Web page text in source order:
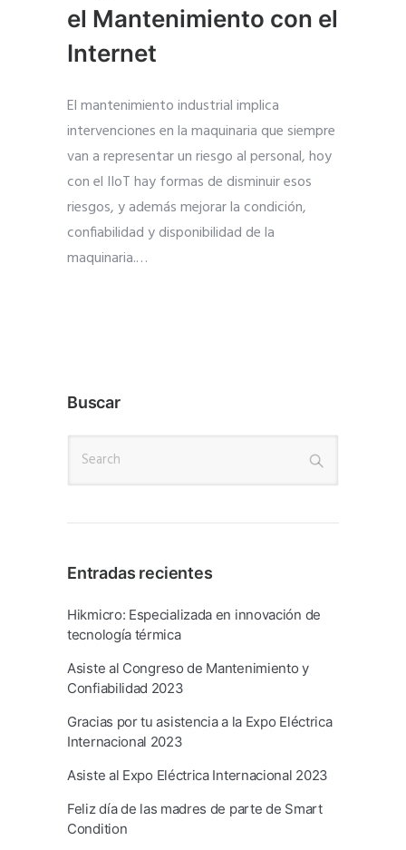
el Mantenimiento con el
Internet
El mantenimiento industrial implica
intervenciones en la maquinaria que siempre
van a representar un riesgo al personal, hoy
con el IIoT hay formas de disminuir esos
riesgos, y además mejorar la condición,
confiabilidad y disponibilidad de la
maquinaria.…
Buscar
Entradas recientes
Hikmicro: Especializada en innovación de
tecnología térmica
Asiste al Congreso de Mantenimiento y
Confiabilidad 2023
Gracias por tu asistencia a la Expo Eléctrica
Internacional 2023
Asiste al Expo Eléctrica Internacional 2023
Feliz día de las madres de parte de Smart
Condition